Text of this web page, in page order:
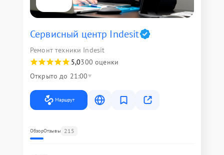
Сервисный центр Indesit
Ремонт техники Indesit
5,0300 оценки
Открыто до 21:00
Маршрут
ОбзорОтзывы 215